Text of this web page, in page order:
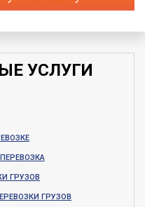
УСЛУГИ
ГРУЗОВ
ГРУЗОВ